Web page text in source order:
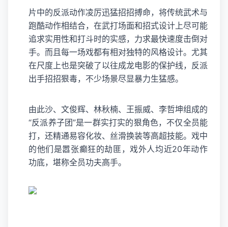
片中的反派动作凌厉迅猛招招搏命，将传统武术与
跑酷动作相结合，在武打场面和招式设计上尽可能
追求实用性和打斗时的实感，力求最快速度击倒对
手。而且每一场戏都有相对独特的风格设计。尤其
在尺度上也是突破了以往成龙电影的保护线，反派
出手招招狠毒，不少场景尽显暴力生猛感。
由此沙、文俊辉、林秋楠、王振威、李哲坤组成的
“反派养子团”是一群实打实的狠角色，不仅全员能
打，还精通易容化妆、丝滑换装等高超技能。戏中
的他们是嚣张癫狂的劫匪，戏外人均近20年动作
功底，堪称全员功夫高手。